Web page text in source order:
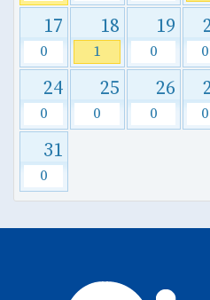
17
0
18
1
19
0 0
24
0
25
0
26
0 0
31
0